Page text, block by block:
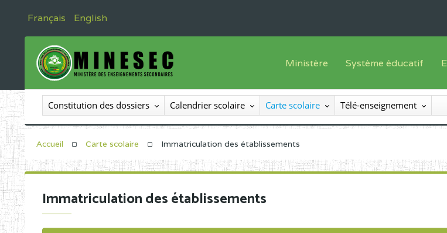
Français English
Ministère
Le Ministre
Le SEESEN
Inspection Générale des
Organigramme
Système éducatif
Offre de formation
Progammes d'études
Constitution des dossiers Calendrier scolaire Carte scolaire Télé-enseignement
Accueil Carte scolaire Immatriculation des établissements
Immatriculation des établissements